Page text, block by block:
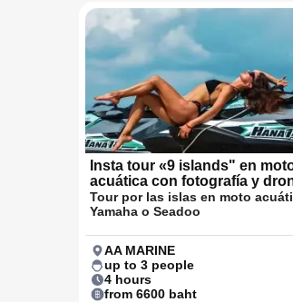
Insta tour «9 islands" en
acuática con fotografía y
Tour por las islas en moto
Yamaha o Seadoo
AA MARINE
up to 3 people
4 hours
from 6600 baht